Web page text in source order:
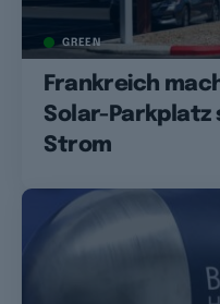
GREEN
Frankreich
Solar-Parkplatz
Strom